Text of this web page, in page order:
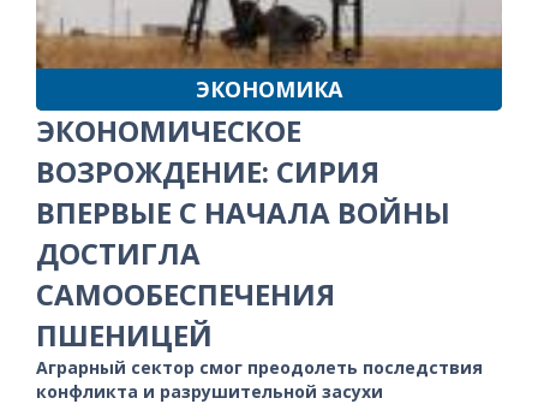
ЭКОНОМИКА
ЭКОНОМИЧЕСКОЕ
ВОЗРОЖДЕНИЕ: СИРИЯ
ВПЕРВЫЕ С НАЧАЛА ВОЙНЫ
ДОСТИГЛА
САМООБЕСПЕЧЕНИЯ
ПШЕНИЦЕЙ
Аграрный сектор смог преодолеть последствия
конфликта и разрушительной засухи